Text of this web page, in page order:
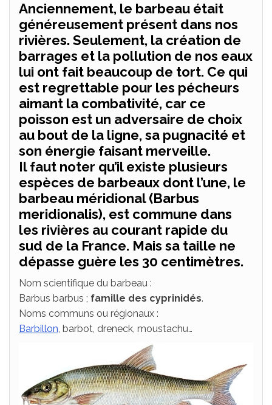
Anciennement, le barbeau était
généreusement présent dans nos
rivières. Seulement, la création de
barrages et la pollution de nos eaux
lui ont fait beaucoup de tort. Ce qui
est regrettable pour les pécheurs
aimant la combativité, car ce
poisson est un adversaire de choix
au bout de la ligne, sa pugnacité et
son énergie faisant merveille.
Il faut noter qu’il existe plusieurs
espèces de barbeaux dont l’une, le
barbeau méridional (Barbus
meridionalis), est commune dans
les rivières au courant rapide du
sud de la France. Mais sa taille ne
dépasse guère les 30 centimètres.
Nom scientifique du barbeau :
Barbus barbus ; famille des cyprinidés.
Noms communs ou régionaux :
Barbillon, barbot, dreneck, moustachu…